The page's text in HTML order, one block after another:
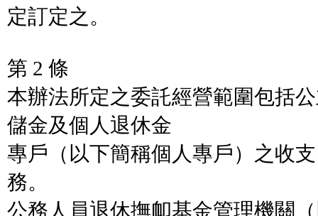
定訂定之。
第 2 條
本辦法所定之委託經營範圍包括
儲金及個人退休金
專戶（以下簡稱個人專戶）之收
務。
公務人員退休撫卹基金管理機關